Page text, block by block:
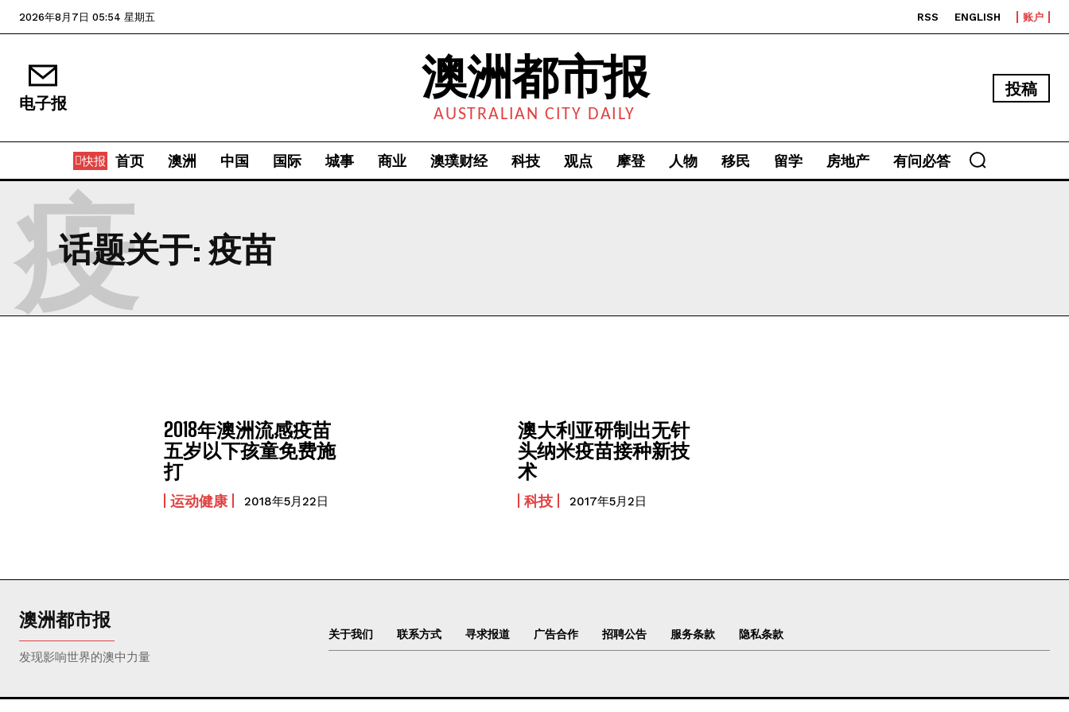
2026年8月7日 05:54 星期五 RSS ENGLISH 账户
电子报 澳洲都市报
AUSTRALIAN CITY DAILY
投稿
快报 首页 澳洲 中国 国际 城事 商业 澳璞财经 科技 观点 摩登 人物 移民 留学 房地产 有问必答
话题关于: 疫苗
疫
2018年澳洲流感疫苗
五岁以下孩童免费施
打
运动健康 2018年5月22日
澳大利亚研制出无针
头纳米疫苗接种新技
术
科技 2017年5月2日
澳洲都市报
发现影响世界的澳中力量
关于我们 联系方式 寻求报道 广告合作 招聘公告 服务条款 隐私条款